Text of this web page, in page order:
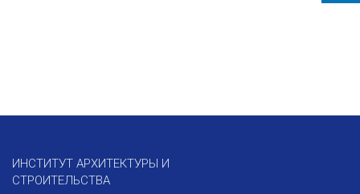
ИНСТИТУТ АРХИТЕКТУРЫ И
СТРОИТЕЛЬСТВА